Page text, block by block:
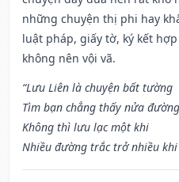
những chuyện thị phi hay
luật pháp, giấy tờ, ký kết
không nên vội vã.
“Lưu Liên là chuyện bất tường
Tìm bạn chẳng thấy nửa
Không thì lưu lạc một khi
Nhiều đường trắc trở nhiều khi